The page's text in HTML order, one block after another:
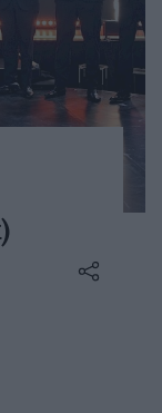
üzleti
példát